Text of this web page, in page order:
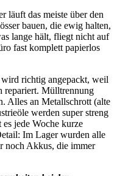
läuft das meiste über den
bauen, die ewig halten,
lange hält, fliegt nicht auf
fast komplett papierlos
richtig angepackt, weil
repariert. Mülltrennung
Alles an Metallschrott (alte
werden super streng
jede Woche kurze
Im Lager wurden alle
noch Akkus, die immer